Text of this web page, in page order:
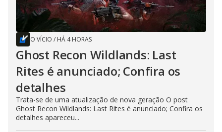
O VÍCIO / HÁ 4 HORAS
Ghost Recon Wildlands: Last
Rites é anunciado; Confira os
detalhes
Trata-se de uma atualização de nova geração O post
Ghost Recon Wildlands: Last Rites é anunciado; Confira os
detalhes apareceu...